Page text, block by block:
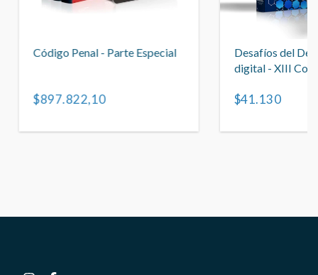
Código Penal - Parte Especial
$897.822,10
Desafíos del
digital - XIII
$41.130